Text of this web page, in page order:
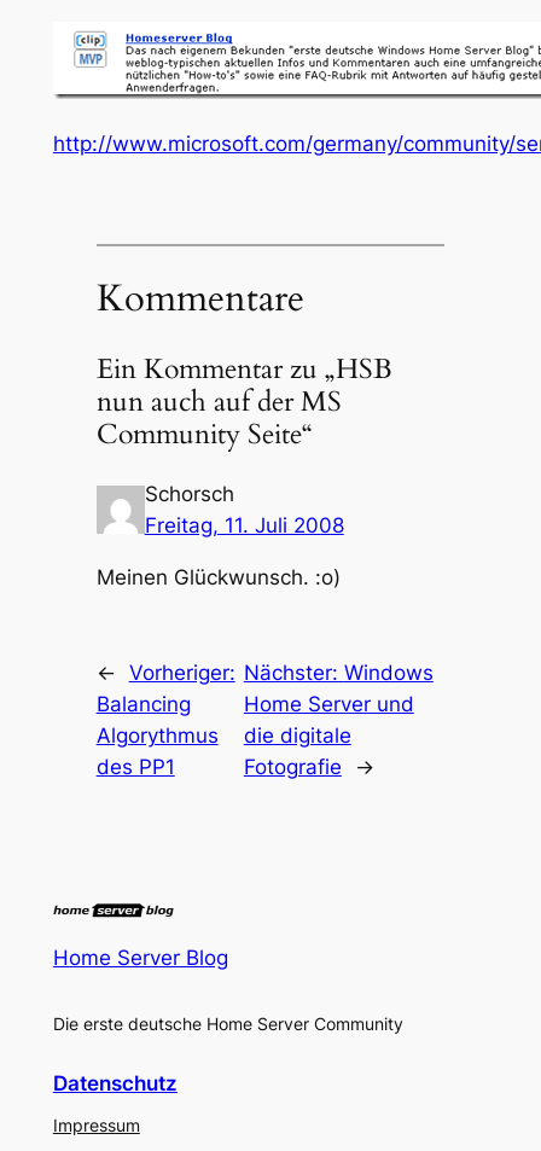
http://www.microsoft.com/germany/community/
Kommentare
Ein Kommentar zu „HSB
nun auch auf der MS
Community Seite“
Schorsch
Freitag, 11. Juli 2008
Meinen Glückwunsch. :o)
← Vorheriger:
Balancing
Algorythmus
des PP1
Nächster: Windows
Home Server und
die digitale
Fotografie
→
Home Server Blog
Die erste deutsche Home Server Community
Datenschutz
Impressum